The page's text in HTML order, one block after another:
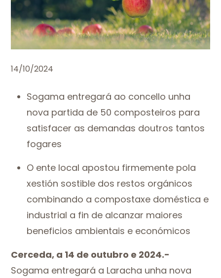
14/10/2024
Sogama entregará ao concello unha
nova partida de 50 composteiros para
satisfacer as demandas doutros tantos
fogares
O ente local apostou firmemente pola
xestión sostible dos restos orgánicos
combinando a compostaxe doméstica e
industrial a fin de alcanzar maiores
beneficios ambientais e económicos
Cerceda, a 14 de outubro e 2024.-
Sogama entregará a Laracha unha nova